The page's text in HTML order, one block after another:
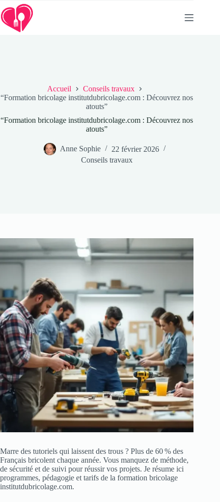
Passer
au
contenu
Accueil
Conseils travaux
“Formation bricolage institutdubricolage.com : Découvrez nos
atouts”
“Formation bricolage institutdubricolage.com : Découvrez nos
atouts”
Anne Sophie
22 février 2026
Conseils travaux
Marre des tutoriels qui laissent des trous ? Plus de 60 % des
Français bricolent chaque année. Vous manquez de méthode,
de sécurité et de suivi pour réussir vos projets. Je résume ici
programmes, pédagogie et tarifs de la formation bricolage
institutdubricolage.com.